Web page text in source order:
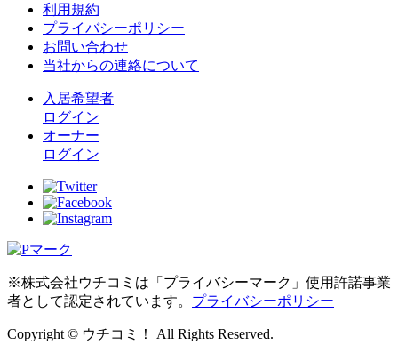
利用規約
プライバシーポリシー
お問い合わせ
当社からの連絡について
入居希望者
ログイン
オーナー
ログイン
※株式会社ウチコミは「プライバシーマーク」使用許諾事業
者として認定されています。 プライバシーポリシー
Copyright © ウチコミ！ All Rights Reserved.